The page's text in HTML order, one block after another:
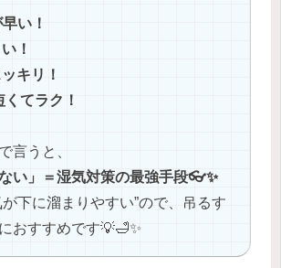
い！
！
キリ！
てラク！
言うと、
ない」＝湿気対策の最強手段👓✨
が下に溜まりやすい”ので、吊るす
おすすめです💡🛁✨